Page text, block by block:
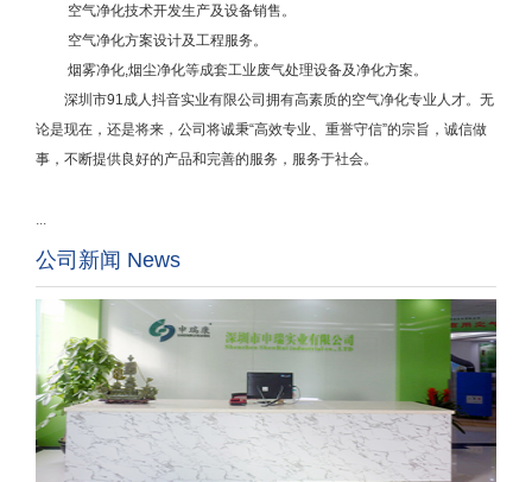
空气净化技术开发生产及设备销售。
空气净化方案设计及工程服务。
烟雾净化,烟尘净化等成套工业废气处理设备及净化方案。
深圳市91成人抖音实业有限公司拥有高素质的空气净化专业人才。无
论是现在，还是将来，公司将诚秉“高效专业、重誉守信”的宗旨，诚信做
事，不断提供良好的产品和完善的服务，服务于社会。
公司新闻 News